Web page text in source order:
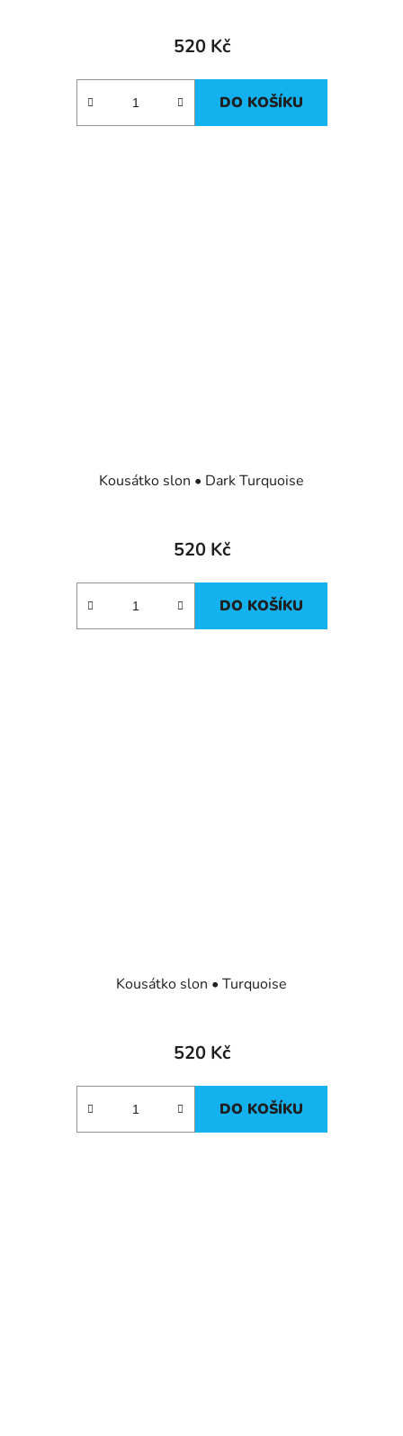
520 Kč
DO KOŠÍKU
Kousátko slon • Dark Turquoise
520 Kč
DO KOŠÍKU
Kousátko slon • Turquoise
520 Kč
DO KOŠÍKU